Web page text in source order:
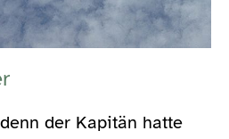
der Kapitän hatte